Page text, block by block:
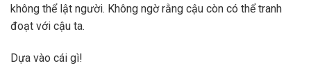
không thể lật người. Không ngờ rằng cậu còn có thể tranh
đoạt với cậu ta.
Dựa vào cái gì!